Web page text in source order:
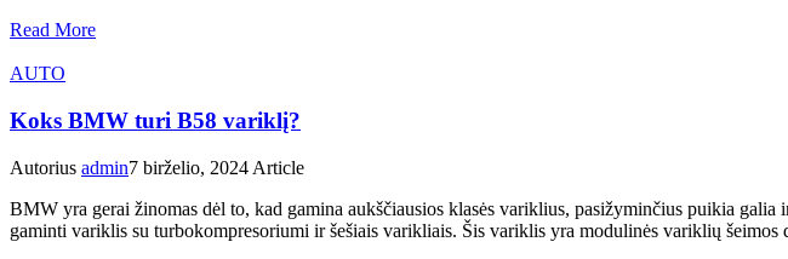
Read More
AUTO
Koks BMW turi B58 variklį?
Autorius admin7 birželio, 2024 Article
BMW yra gerai žinomas dėl to, kad gamina aukščiausios klasės variklius, pasižyminčius puikia
gaminti variklis su turbokompresoriumi ir šešiais varikliais. Šis variklis yra modulinės variklių